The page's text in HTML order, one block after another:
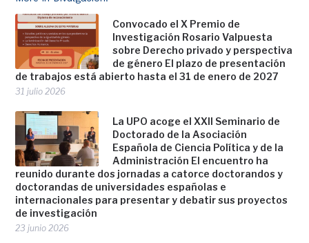
Convocado el X Premio de
Investigación Rosario Valpuesta
sobre Derecho privado y perspectiva
de género El plazo de presentación
de trabajos está abierto hasta el 31 de enero de 2027
31 julio 2026
La UPO acoge el XXII Seminario de
Doctorado de la Asociación
Española de Ciencia Política y de la
Administración El encuentro ha
reunido durante dos jornadas a catorce doctorandos y
doctorandas de universidades españolas e
internacionales para presentar y debatir sus proyectos
de investigación
23 junio 2026